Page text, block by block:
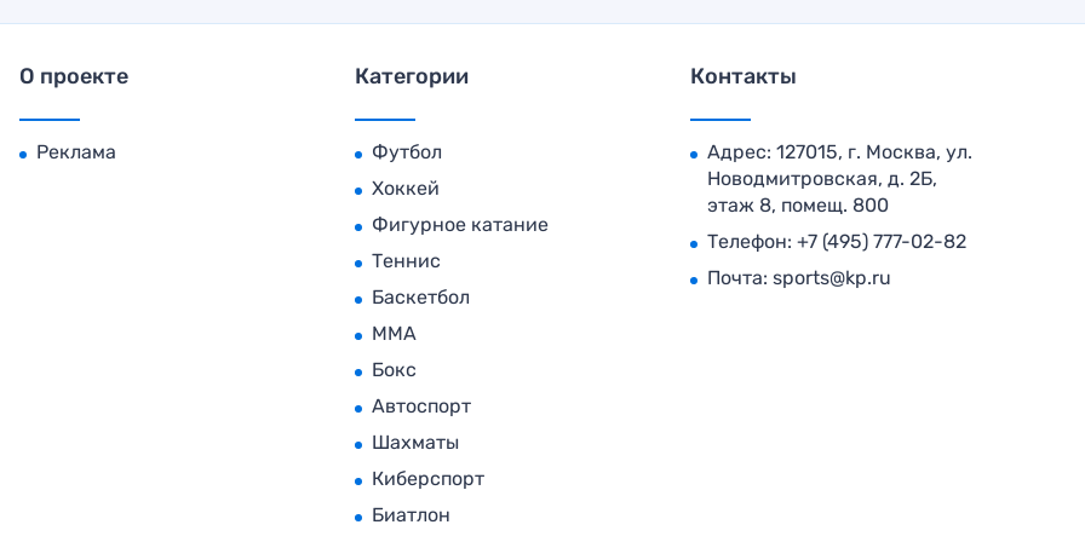
О проекте
Реклама
Категории
Футбол
Хоккей
Фигурное катание
Теннис
Баскетбол
MMA
Бокс
Автоспорт
Шахматы
Киберспорт
Биатлон
Контакты
Адрес: 127015, г. Москва, ул.
Новодмитровская, д. 2Б,
этаж 8, помещ. 800
Телефон: +7 (495) 777-02-82
Почта: sports@kp.ru